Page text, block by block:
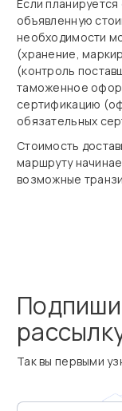
Если
объявленную
необходимости
(хранение,
(контроль
таможенное
сертификацию
обязательных
Стоимость
маршруту
возможные
Так вы первыми